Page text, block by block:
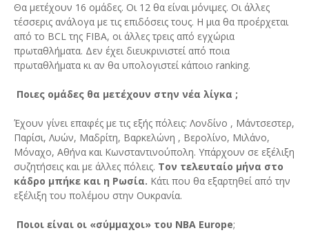
Θα μετέχουν 16 ομάδες. Οι 12 θα είναι μόνιμες. Οι άλλες
τέσσερις ανάλογα με τις επιδόσεις τους. Η μια θα προέρχεται
από το BCL της FIBA, oι άλλες τρεις από εγχώρια
πρωταθλήματα. Δεν έχει διευκρινιστεί από ποια
πρωταθλήματα κι αν θα υπολογιστεί κάποιο ranking.
Ποιες ομάδες θα μετέχουν στην νέα λίγκα ;
Έχουν γίνει επαφές με τις εξής πόλεις: Λονδίνο , Μάντσεστερ,
Παρίσι, Λυών, Μαδρίτη, Βαρκελώνη , Βερολίνο, Μιλάνο,
Μόναχο, Αθήνα και Κωνσταντινούπολη. Υπάρχουν σε εξέλιξη
συζητήσεις και με άλλες πόλεις. Τον τελευταίο μήνα στο
κάδρο μπήκε και η Ρωσία. Κάτι που θα εξαρτηθεί από την
εξέλιξη του πολέμου στην Ουκρανία.
Ποιοι είναι οι «σύμμαχοι» του NBA Europe;